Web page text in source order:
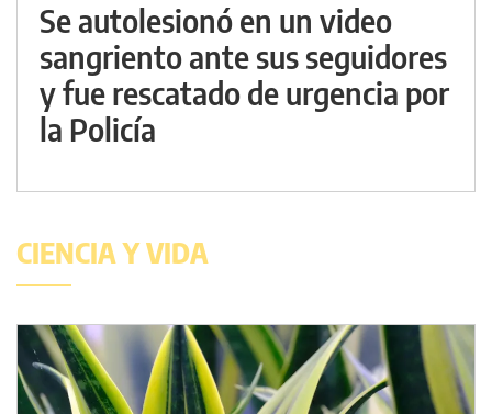
Se autolesionó en un video
sangriento ante sus seguidores
y fue rescatado de urgencia por
la Policía
CIENCIA Y VIDA